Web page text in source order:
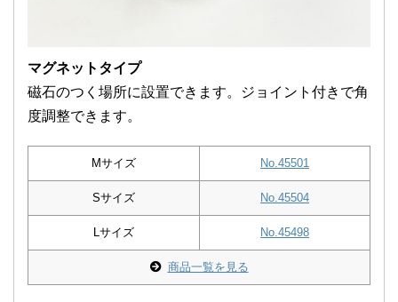
マグネットタイプ
磁石のつく場所に設置できます。ジョイント付きで角
度調整できます。
Mサイズ No.45501
Sサイズ No.45504
Lサイズ No.45498
商品一覧を見る